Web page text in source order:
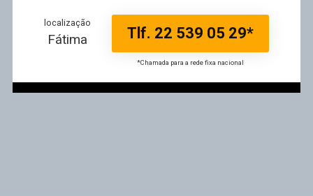
localização
Fátima Tlf. 22 539 05 29*
*Chamada para a rede fixa nacional